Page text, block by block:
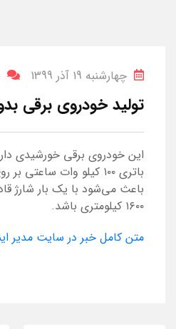
چهارشنبه 19 آذر 1399
تولید خودروی برقی
این خودروی برقی خورشیدی
باتری ۱۰۰ کیلو وات
باعث می‌شود با یک بار شارژ
۱۶۰۰ کیلومتری باشد.
متن کامل خبر در سایت مدیر